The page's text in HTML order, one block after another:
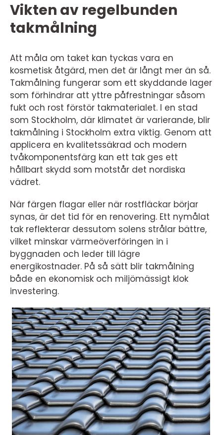
Vikten av regelbunden
takmålning
Att måla om taket kan tyckas vara en
kosmetisk åtgärd, men det är långt mer än så.
Takmålning fungerar som ett skyddande lager
som förhindrar att yttre påfrestningar såsom
fukt och rost förstör takmaterialet. I en stad
som Stockholm, där klimatet är varierande, blir
takmålning i Stockholm extra viktig. Genom att
applicera en kvalitetssäkrad och modern
tvåkomponentsfärg kan ett tak ges ett
hållbart skydd som motstår det nordiska
vädret.
När färgen flagar eller när rostfläckar börjar
synas, är det tid för en renovering. Ett nymålat
tak reflekterar dessutom solens strålar bättre,
vilket minskar värmeöverföringen in i
byggnaden och leder till lägre
energikostnader. På så sätt blir takmålning
både en ekonomisk och miljömässigt klok
investering.